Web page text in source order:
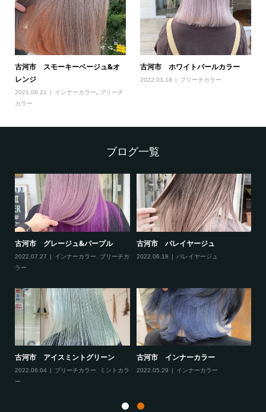
古河市 スモーキーベージュ&オ
レンジ
2021.08.21 インナーカラー
ブリーチ
カラー
古河市 ホワイトパールカラー
2022.03.18 ブリーチカラー
ブログ一覧
古河市 グレージュ&パープル
2022.07.27 インナーカラー
ブリーチカ
ラー
古河市 バレイヤージュ
2022.06.18 バレイヤージュ
古河市 アイスミントグリーン
2022.06.04 ブリーチカラー,
ミントカラ
ー
古河市 インナーカラー
2022.05.29 インナーカラー